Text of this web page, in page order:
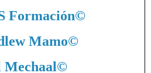
Formación©
Mamo©
Mechaal©